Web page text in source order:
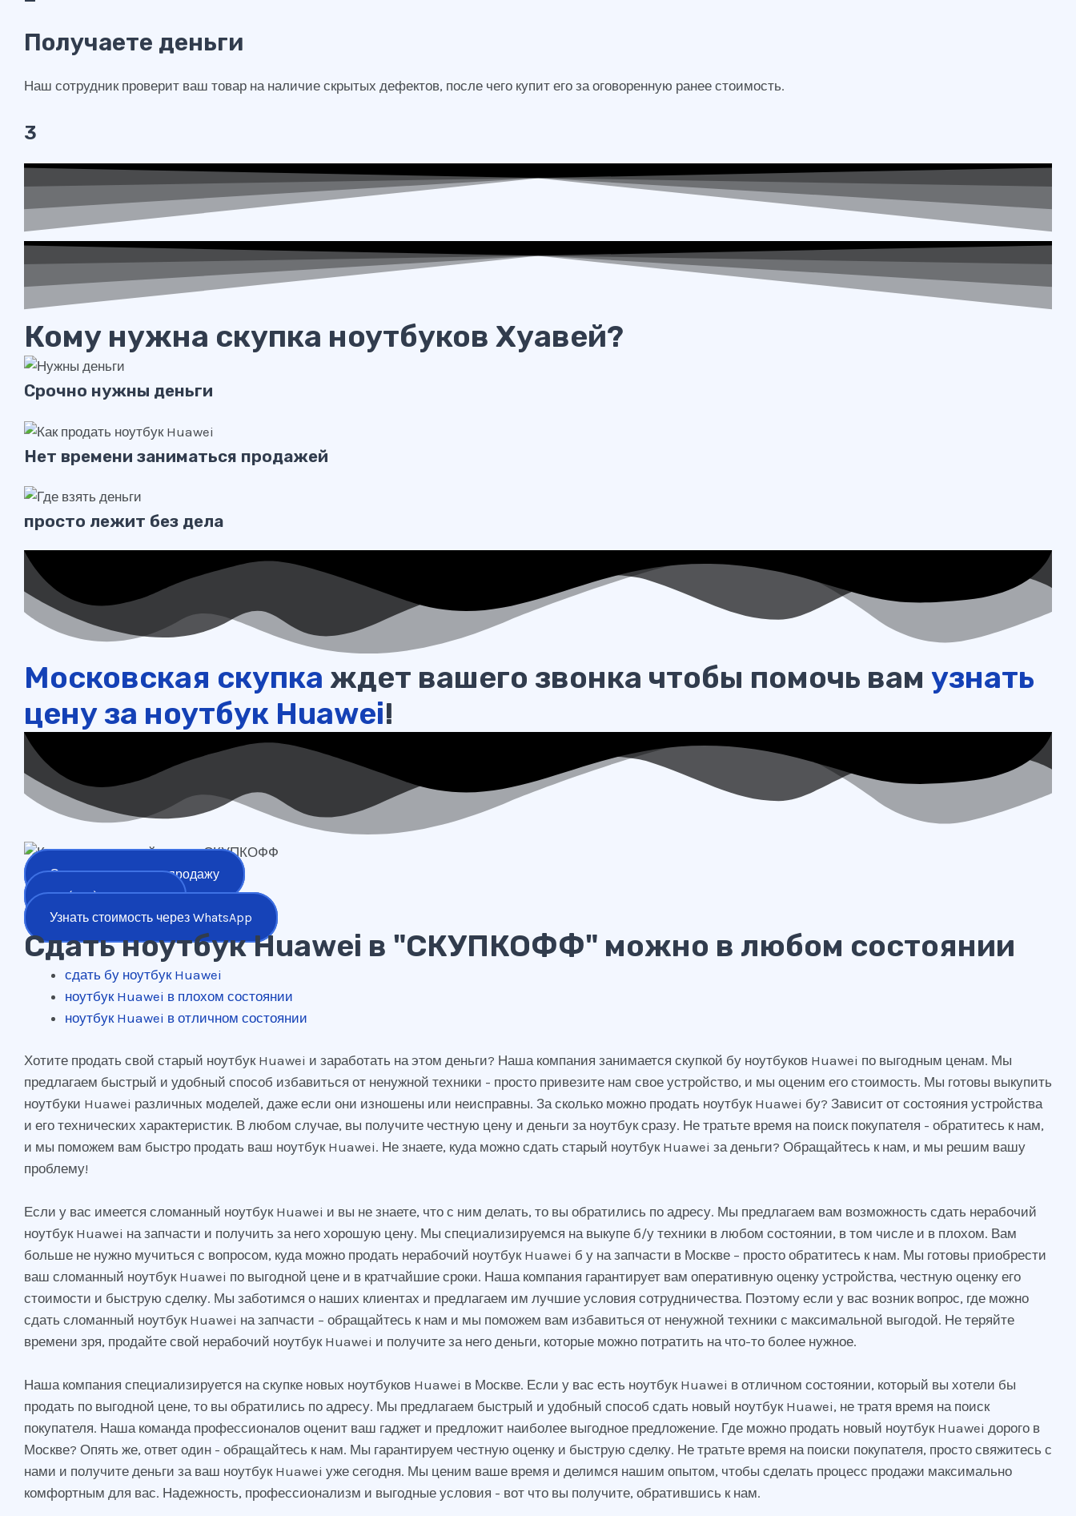
Получаете деньги
Наш сотрудник проверит ваш товар на наличие скрытых дефектов, после чего купит его за оговоренную ранее стоимость.
3
Кому нужна скупка ноутбуков Хуавей?
Срочно нужны деньги
Нет времени заниматься продажей
просто лежит без дела
Московская скупка ждет вашего звонка чтобы помочь вам узнать
цену за ноутбук Huawei!
Оставить заявку на продажу
+7 (977) 777-25-24
Узнать стоимость через WhatsApp
Сдать ноутбук Huawei в "СКУПКОФФ" можно в любом состоянии
сдать бу ноутбук Huawei
ноутбук Huawei в плохом состоянии
ноутбук Huawei в отличном состоянии
Хотите продать свой старый ноутбук Huawei и заработать на этом деньги? Наша компания занимается скупкой бу ноутбуков Huawei по выгодным ценам. Мы
предлагаем быстрый и удобный способ избавиться от ненужной техники - просто привезите нам свое устройство, и мы оценим его стоимость. Мы готовы выкупить
ноутбуки Huawei различных моделей, даже если они изношены или неисправны. За сколько можно продать ноутбук Huawei бу? Зависит от состояния устройства
и его технических характеристик. В любом случае, вы получите честную цену и деньги за ноутбук сразу. Не тратьте время на поиск покупателя - обратитесь к нам,
и мы поможем вам быстро продать ваш ноутбук Huawei. Не знаете, куда можно сдать старый ноутбук Huawei за деньги? Обращайтесь к нам, и мы решим вашу
проблему!
Если у вас имеется сломанный ноутбук Huawei и вы не знаете, что с ним делать, то вы обратились по адресу. Мы предлагаем вам возможность сдать нерабочий
ноутбук Huawei на запчасти и получить за него хорошую цену. Мы специализируемся на выкупе б/у техники в любом состоянии, в том числе и в плохом. Вам
больше не нужно мучиться с вопросом, куда можно продать нерабочий ноутбук Huawei б у на запчасти в Москве – просто обратитесь к нам. Мы готовы приобрести
ваш сломанный ноутбук Huawei по выгодной цене и в кратчайшие сроки. Наша компания гарантирует вам оперативную оценку устройства, честную оценку его
стоимости и быструю сделку. Мы заботимся о наших клиентах и предлагаем им лучшие условия сотрудничества. Поэтому если у вас возник вопрос, где можно
сдать сломанный ноутбук Huawei на запчасти – обращайтесь к нам и мы поможем вам избавиться от ненужной техники с максимальной выгодой. Не теряйте
времени зря, продайте свой нерабочий ноутбук Huawei и получите за него деньги, которые можно потратить на что-то более нужное.
Наша компания специализируется на скупке новых ноутбуков Huawei в Москве. Если у вас есть ноутбук Huawei в отличном состоянии, который вы хотели бы
продать по выгодной цене, то вы обратились по адресу. Мы предлагаем быстрый и удобный способ сдать новый ноутбук Huawei, не тратя время на поиск
покупателя. Наша команда профессионалов оценит ваш гаджет и предложит наиболее выгодное предложение. Где можно продать новый ноутбук Huawei дорого в
Москве? Опять же, ответ один - обращайтесь к нам. Мы гарантируем честную оценку и быструю сделку. Не тратьте время на поиски покупателя, просто свяжитесь с
нами и получите деньги за ваш ноутбук Huawei уже сегодня. Мы ценим ваше время и делимся нашим опытом, чтобы сделать процесс продажи максимально
комфортным для вас. Надежность, профессионализм и выгодные условия - вот что вы получите, обратившись к нам.